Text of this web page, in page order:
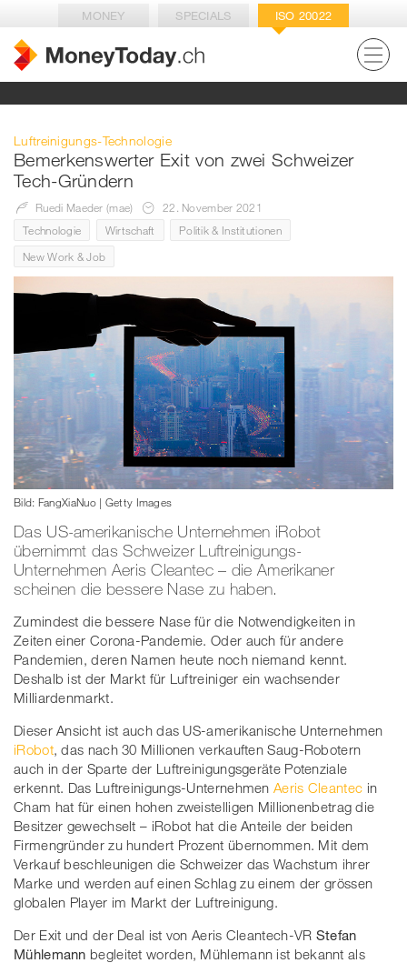
MONEY SPECIALS ISO 20022
Luftreinigungs-Technologie
Bemerkenswerter Exit von zwei Schweizer
Tech-Gründern
Ruedi Maeder (mae)
22. November 2021
Technologie
Wirtschaft
Politik & Institutionen
New Work & Job
Bild: FangXiaNuo | Getty Images
Das US-amerikanische Unternehmen iRobot
übernimmt das Schweizer Luftreinigungs-
Unternehmen Aeris Cleantec – die Amerikaner
scheinen die bessere Nase zu haben.
Zumindest die bessere Nase für die Notwendigkeiten in
Zeiten einer Corona-Pandemie. Oder auch für andere
Pandemien, deren Namen heute noch niemand kennt.
Deshalb ist der Markt für Luftreiniger ein wachsender
Milliardenmarkt.
Dieser Ansicht ist auch das US-amerikanische Unternehmen
iRobot, das nach 30 Millionen verkauften Saug-Robotern
auch in der Sparte der Luftreinigungsgeräte Potenziale
erkennt. Das Luftreinigungs-UnternehmenAeris Cleantec in
Cham hat für einen hohen zweistelligen Millionenbetrag die
Besitzer gewechselt – iRobot hat die Anteile der beiden
Firmengründer zu hundert Prozent übernommen. Mit dem
Verkauf beschleunigen die Schweizer das Wachstum ihrer
Marke und werden auf einen Schlag zu einem der grössen
globalen Player im Markt der Luftreinigung.
Der Exit und der Deal ist von Aeris Cleantech-VR Stefan
Mühlemann begleitet worden, Mühlemann ist bekannt als